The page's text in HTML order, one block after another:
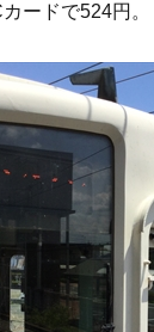
ードで524円。